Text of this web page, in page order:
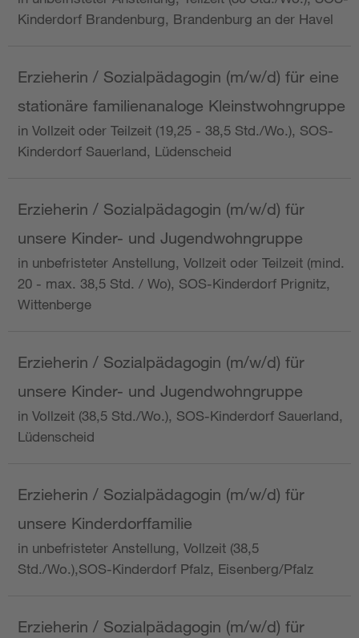
Kinderdorf Brandenburg, Brandenburg an der Havel
Erzieherin / Sozialpädagogin (m/w/d) für eine
stationäre familienanaloge Kleinstwohngruppe
in Vollzeit oder Teilzeit (19,25 - 38,5 Std./Wo.), SOS-
Kinderdorf Sauerland, Lüdenscheid
Erzieherin / Sozialpädagogin (m/w/d) für
unsere Kinder- und Jugendwohngruppe
in unbefristeter Anstellung, Vollzeit oder Teilzeit (mind.
20 - max. 38,5 Std. / Wo), SOS-Kinderdorf Prignitz,
Wittenberge
Erzieherin / Sozialpädagogin (m/w/d) für
unsere Kinder- und Jugendwohngruppe
in Vollzeit (38,5 Std./Wo.), SOS-Kinderdorf Sauerland,
Lüdenscheid
Erzieherin / Sozialpädagogin (m/w/d) für
unsere Kinderdorffamilie
in unbefristeter Anstellung, Vollzeit (38,5
Std./Wo.),SOS-Kinderdorf Pfalz, Eisenberg/Pfalz
Erzieherin / Sozialpädagogin (m/w/d) für